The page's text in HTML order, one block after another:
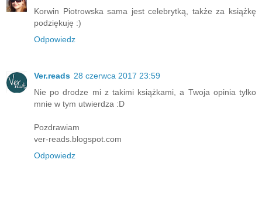
Korwin Piotrowska sama jest celebrytką, także za książkę
podziękuję :)
Odpowiedz
Ver.reads 28 czerwca 2017 23:59
Nie po drodze mi z takimi książkami, a Twoja opinia tylko
mnie w tym utwierdza :D
Pozdrawiam
ver-reads.blogspot.com
Odpowiedz